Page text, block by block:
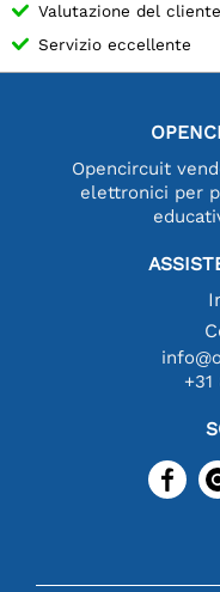
Valutazione del
Servizio eccellente
Opencircuit
elettronici per
+31